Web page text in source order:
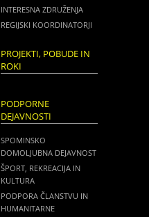
INTERESNA ZDRUŽENJA
REGIJSKI KOORDINATORJI
PROJEKTI, POBUDE IN
ROKI
PODPORNE
DEJAVNOSTI
SPOMINSKO
DOMOLJUBNA DEJAVNOST
ŠPORT, REKREACIJA IN
KULTURA
PODPORA ČLANSTVU IN
HUMANITARNE